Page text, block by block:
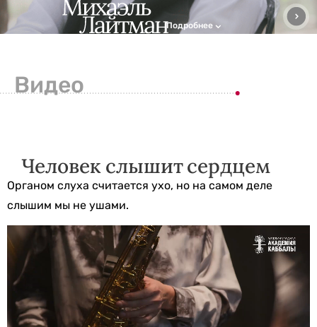
Подробнее
Видео
Человек слышит сердцем
Органом слуха считается ухо, но на самом деле
слышим мы не ушами.
Видеоплеер